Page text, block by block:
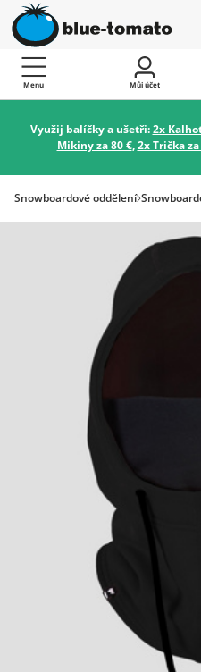
Menu Můj účet
Využij balíčky a ušetři:2x
Mikiny za 80 €,2x Trička za
Snowboardové oddělení